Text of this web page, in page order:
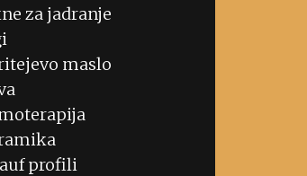
za jadranje
maslo
profili